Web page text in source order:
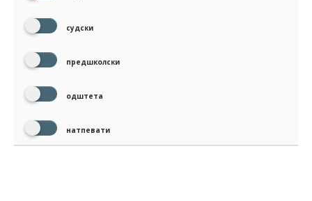
судски
предшколски
одштета
натпевати